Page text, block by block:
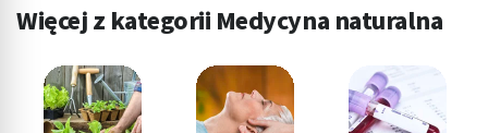
Więcej z kategorii Medycyna naturalna